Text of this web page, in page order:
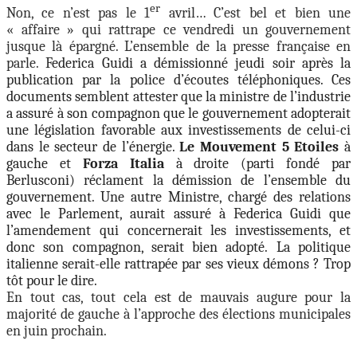
Non, ce n’est pas le 1er avril… C’est bel et bien une
« affaire » qui rattrape ce vendredi un gouvernement
jusque là épargné. L’ensemble de la presse française en
parle.Federica Guidi a démissionné jeudi soir après la
publication par la police d’écoutes téléphoniques. Ces
documents semblent attester que la ministre de l’industrie
a assuré à son compagnon que le gouvernement adopterait
une législation favorable aux investissements de celui-ci
dans le secteur de l’énergie.Le Mouvement 5 Etoiles à
gauche et Forza Italiaà droite (parti fondé par
Berlusconi) réclament la démission de l’ensemble du
gouvernement. Une autre Ministre, chargé des relations
avec le Parlement, aurait assuré à Federica Guidi que
l’amendement qui concernerait les investissements, et
donc son compagnon, serait bien adopté. La politique
italienne serait-elle rattrapée par ses vieux démons ? Trop
tôt pour le dire.
En tout cas, tout cela est de mauvais augure pour la
majorité de gauche à l’approche des élections municipales
en juin prochain.